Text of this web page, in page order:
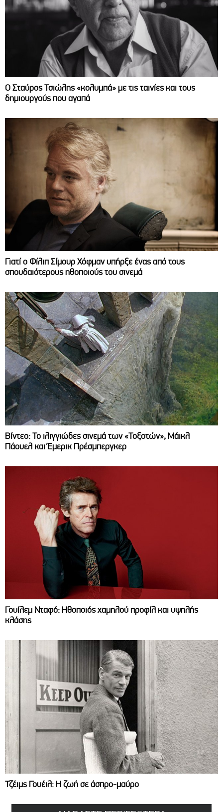
Ο Σταύρος Τσιώλης «κολυμπά» με τις ταινίες και τους
δημιουργούς που αγαπά
Γιατί ο Φίλιπ Σίμουρ Χόφμαν υπήρξε ένας από τους
σπουδαιότερους ηθοποιούς του σινεμά
Βίντεο: Το ιλιγγιώδες σινεμά των «Τοξοτών», Μάικλ
Πάουελ και Έμερικ Πρέσμπεργκερ
Γουίλεμ Νταφό: Ηθοποιός χαμηλού προφίλ και υψηλής
κλάσης
Τζέιμς Γουέιλ: Η ζωή σε άσπρο-μαύρο